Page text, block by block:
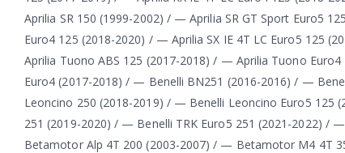
Aprilia SR 150 (1999-2002) / — Aprilia SR GT Sport Euro5
Euro4 125 (2018-2020) / — Aprilia SX IE 4T LC Euro5 125
Aprilia Tuono ABS 125 (2017-2018) / — Aprilia Tuono
Euro4 (2017-2018) / — Benelli BN251 (2016-2016) / —
Leoncino 250 (2018-2019) / — Benelli Leoncino Euro5 125
251 (2019-2020) / — Benelli TRK Euro5 251 (2021-2022) /
Betamotor Alp 4T 200 (2003-2007) / — Betamotor M4 4T